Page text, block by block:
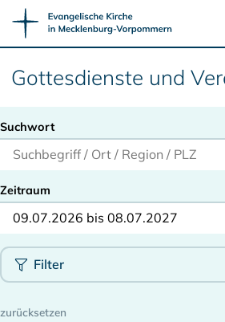
Gottesdienste und
Suchwort
Zeitraum
09.07.2026 bis 08.07.2027
Filter